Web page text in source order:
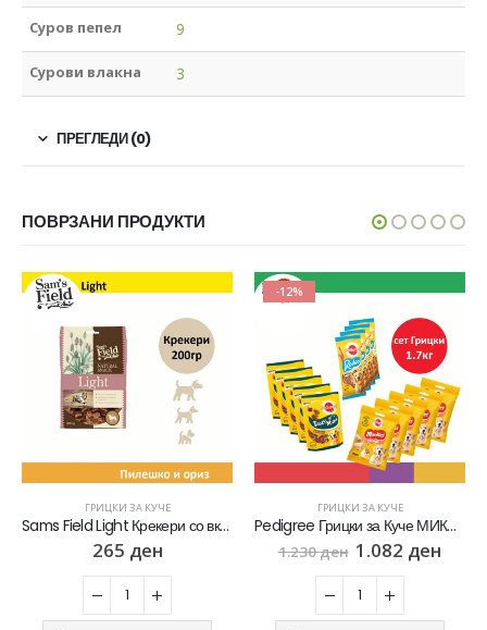
Суров пепел 9
Сурови влакна 3
ПРЕГЛЕДИ (0)
ПОВРЗАНИ ПРОДУКТИ
ГРИЦКИ ЗА КУЧЕ
Sams Field Light Крекери со вкус на Пилешко и ориз [Кесичка 200гр]
265 ден
-12%
ГРИЦКИ ЗА КУЧЕ
Pedigree Грицки за Куче МИКС СЕТ од 14 Кесички
1.230ден 1.082 ден